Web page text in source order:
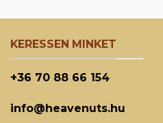
KERESSEN MINKET
+36 70 88 66 154
info@heavenuts.hu